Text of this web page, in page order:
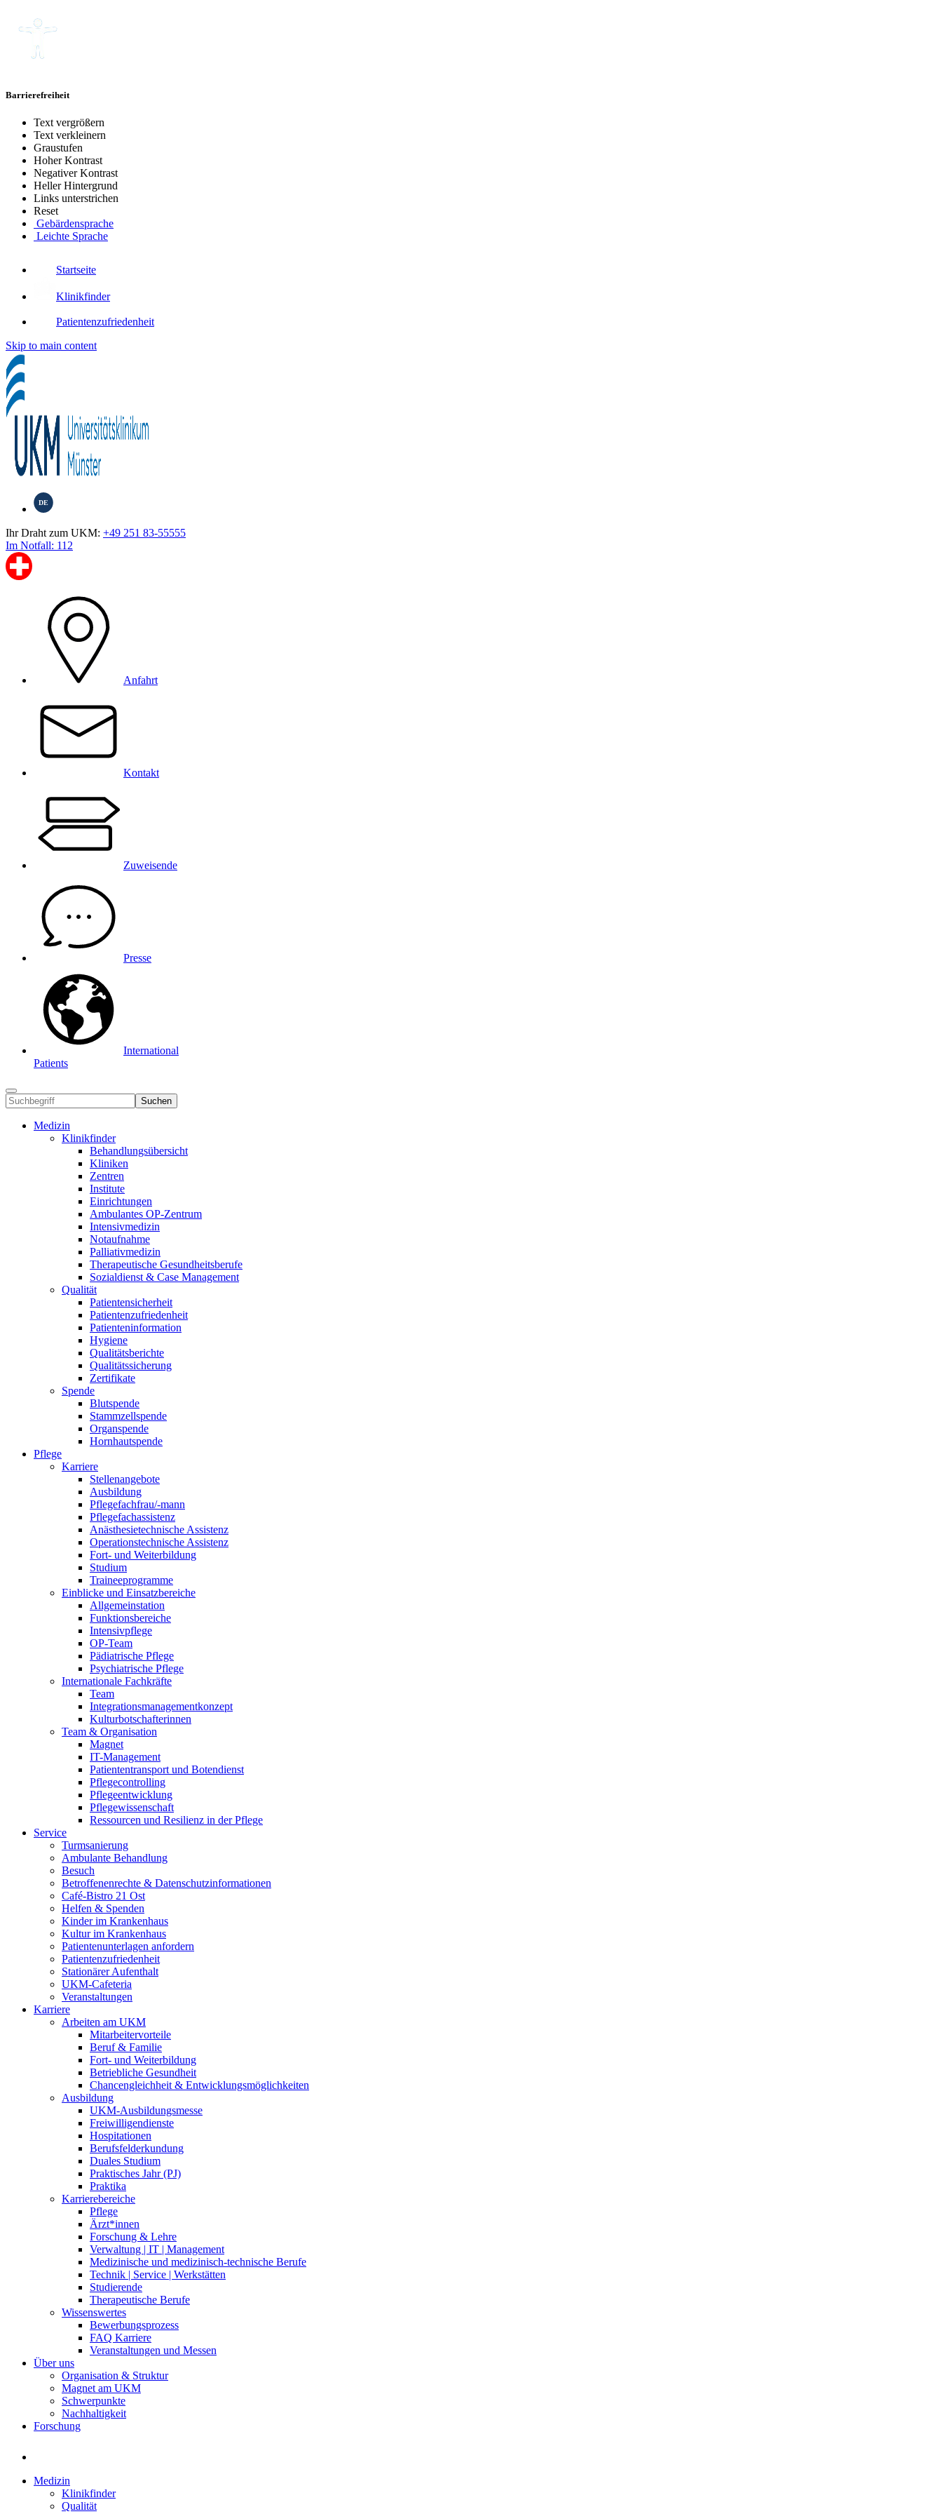
Barrierefreiheit
Text vergrößern
Text verkleinern
Graustufen
Hoher Kontrast
Negativer Kontrast
Heller Hintergrund
Links unterstrichen
Reset
Gebärdensprache
Leichte Sprache
Startseite
Klinikfinder
Patientenzufriedenheit
Skip to main content
DE
Ihr Draht zum UKM: +49 251 83-55555
Im Notfall: 112
Anfahrt
Kontakt
Zuweisende
Presse
International
Patients
Suchen
Medizin
Klinikfinder
Behandlungsübersicht
Kliniken
Zentren
Institute
Einrichtungen
Ambulantes OP-Zentrum
Intensivmedizin
Notaufnahme
Palliativmedizin
Therapeutische Gesundheitsberufe
Sozialdienst & Case Management
Qualität
Patientensicherheit
Patientenzufriedenheit
Patienteninformation
Hygiene
Qualitätsberichte
Qualitätssicherung
Zertifikate
Spende
Blutspende
Stammzellspende
Organspende
Hornhautspende
Pflege
Karriere
Stellenangebote
Ausbildung
Pflegefachfrau/-mann
Pflegefachassistenz
Anästhesietechnische Assistenz
Operationstechnische Assistenz
Fort- und Weiterbildung
Studium
Traineeprogramme
Einblicke und Einsatzbereiche
Allgemeinstation
Funktionsbereiche
Intensivpflege
OP-Team
Pädiatrische Pflege
Psychiatrische Pflege
Internationale Fachkräfte
Team
Integrationsmanagementkonzept
Kulturbotschafterinnen
Team & Organisation
Magnet
IT-Management
Patiententransport und Botendienst
Pflegecontrolling
Pflegeentwicklung
Pflegewissenschaft
Ressourcen und Resilienz in der Pflege
Service
Turmsanierung
Ambulante Behandlung
Besuch
Betroffenenrechte & Datenschutzinformationen
Café-Bistro 21 Ost
Helfen & Spenden
Kinder im Krankenhaus
Kultur im Krankenhaus
Patientenunterlagen anfordern
Patientenzufriedenheit
Stationärer Aufenthalt
UKM-Cafeteria
Veranstaltungen
Karriere
Arbeiten am UKM
Mitarbeitervorteile
Beruf & Familie
Fort- und Weiterbildung
Betriebliche Gesundheit
Chancengleichheit & Entwicklungsmöglichkeiten
Ausbildung
UKM-Ausbildungsmesse
Freiwilligendienste
Hospitationen
Berufsfelderkundung
Duales Studium
Praktisches Jahr (PJ)
Praktika
Karrierebereiche
Pflege
Ärzt*innen
Forschung & Lehre
Verwaltung | IT | Management
Medizinische und medizinisch-technische Berufe
Technik | Service | Werkstätten
Studierende
Therapeutische Berufe
Wissenswertes
Bewerbungsprozess
FAQ Karriere
Veranstaltungen und Messen
Über uns
Organisation & Struktur
Magnet am UKM
Schwerpunkte
Nachhaltigkeit
Forschung
Medizin
Klinikfinder
Qualität